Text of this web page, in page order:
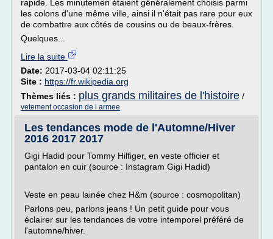
rapide. Les minutemen étaient généralement choisis parmi
les colons d'une même ville, ainsi il n'était pas rare pour eux
de combattre aux côtés de cousins ou de beaux-frères.
Quelques...
Lire la suite
Date: 2017-03-04 02:11:25
Site : https://fr.wikipedia.org
Thèmes liés : plus grands militaires de l'histoire /
vetement occasion de l armee
Les tendances mode de l'Automne/Hiver
2016 2017 2017
Gigi Hadid pour Tommy Hilfiger, en veste officier et
pantalon en cuir (source : Instagram Gigi Hadid)
Veste en peau lainée chez H&m (source : cosmopolitan)
Parlons peu, parlons jeans ! Un petit guide pour vous
éclairer sur les tendances de votre intemporel préféré de
l'automne/hiver.